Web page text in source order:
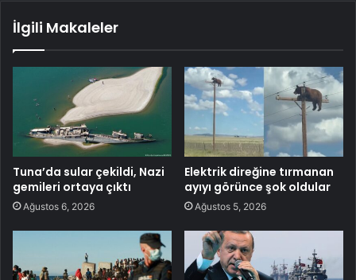
İlgili Makaleler
Tuna’da sular çekildi, Nazi
gemileri ortaya çıktı
Ağustos 6, 2026
Elektrik direğine tırmanan
ayıyı görünce şok oldular
Ağustos 5, 2026